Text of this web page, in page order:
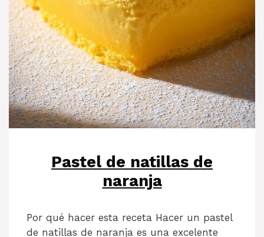
Pastel de natillas de
naranja
Por qué hacer esta receta Hacer un pastel
de natillas de naranja es una excelente